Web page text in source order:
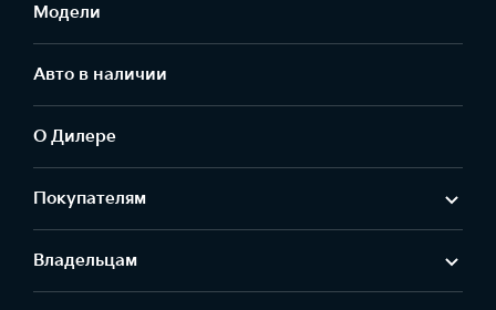
Модели
Авто в наличии
О Дилере
Покупателям
Владельцам